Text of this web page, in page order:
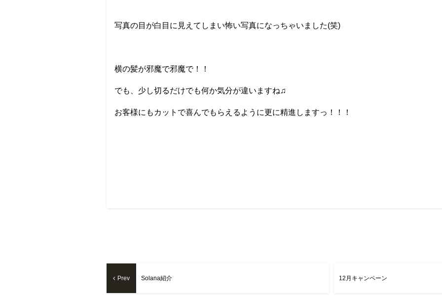
写真の目が白目に見えてしまい怖い写真になっちゃいました(笑)
横の髪が邪魔で邪魔で！！
でも、少し切るだけでも何か気分が違いますね♫
お客様にもカットで喜んでもらえるように更に精進しますっ！！！
Prev Solana紹介 12月キャンペーン